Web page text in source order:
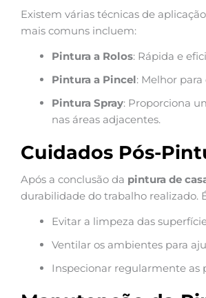
Existem várias técnicas de
mais comuns incluem:
Pintura a Rolos: Rápida e
Pintura a Pincel: Melhor
Pintura Spray: Proporciona
nas áreas adjacentes.
Cuidados Pós-
Após a conclusão da pintura de
durabilidade do trabalho realizado.
Evitar a limpeza das
Ventilar os ambientes para
Inspecionar regularmente as